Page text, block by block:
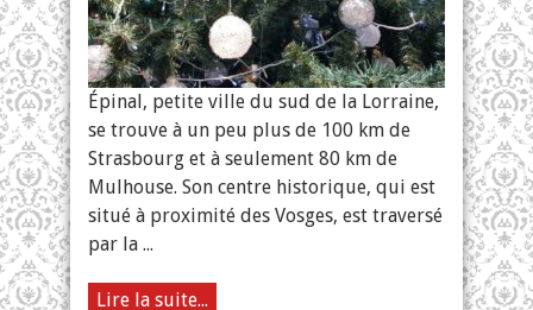
Épinal, petite ville du sud de la Lorraine,
se trouve à un peu plus de 100 km de
Strasbourg et à seulement 80 km de
Mulhouse. Son centre historique, qui est
situé à proximité des Vosges, est traversé
par la ...
Lire la suite...